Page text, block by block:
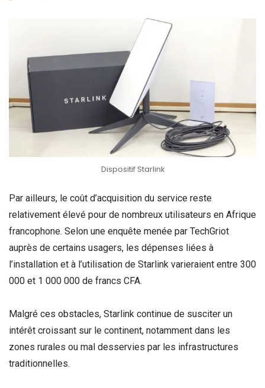
Dispositif Starlink
Par ailleurs, le coût d’acquisition du service reste
relativement élevé pour de nombreux utilisateurs en Afrique
francophone. Selon une enquête menée par TechGriot
auprès de certains usagers, les dépenses liées à
l’installation et à l’utilisation de Starlink varieraient entre 300
000 et 1 000 000 de francs CFA.
Malgré ces obstacles, Starlink continue de susciter un
intérêt croissant sur le continent, notamment dans les
zones rurales ou mal desservies par les infrastructures
traditionnelles.